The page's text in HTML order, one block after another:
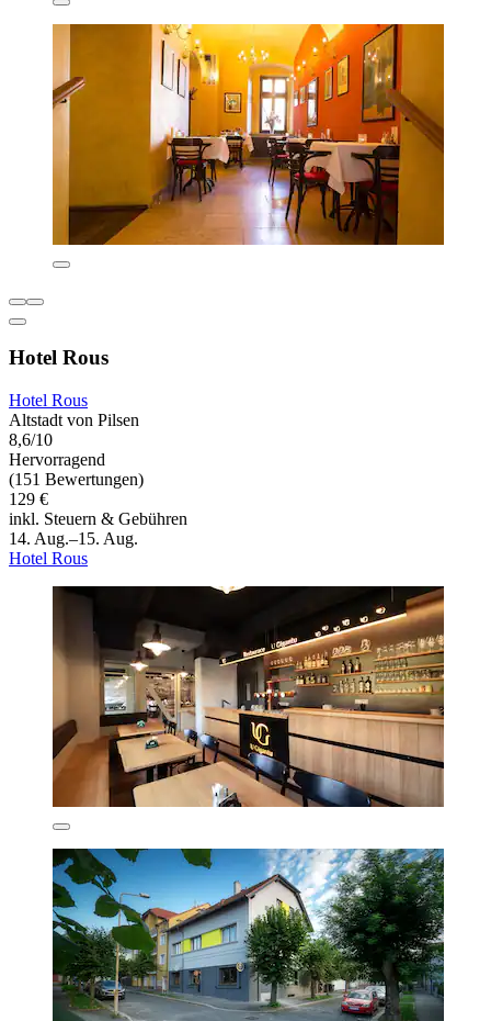
Hotel Rous
Hotel Rous
Altstadt von Pilsen
8,6/10
Hervorragend
(151 Bewertungen)
129 €
inkl. Steuern & Gebühren
14. Aug.–15. Aug.
Hotel Rous